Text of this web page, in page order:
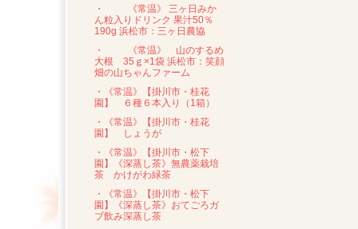
・
《常温》 三ヶ日みか
ん粒入りドリンク 果汁50％
190g 浜松市：三ヶ日農協
・
《常温》 山のするめ
大根 35ｇ×1袋 浜松市：笑顔
畑の山ちゃんファーム
・《常温》【掛川市・桂花
園】 ６種６本入り（1箱）
・《常温》【掛川市・桂花
園】 しょうが
・《常温》【掛川市・松下
園】《深蒸し茶》無農薬栽培
茶 かけがわ緑茶
・《常温》【掛川市・松下
園】《深蒸し茶》おてごろガ
ブ飲み深蒸し茶